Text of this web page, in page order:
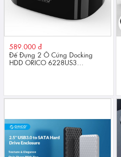
589.000 đ
Đế Đựng 2 Ổ Cứng Docking
HDD ORICO 6228US3